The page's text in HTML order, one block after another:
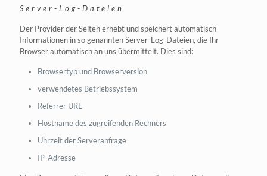
Server-Log-Dateien
Der Provider der Seiten erhebt und speichert automatisch
Informationen in so genannten Server-Log-Dateien, die Ihr
Browser automatisch an uns übermittelt. Dies sind:
Browsertyp und Browserversion
verwendetes Betriebssystem
Referrer URL
Hostname des zugreifenden Rechners
Uhrzeit der Serveranfrage
IP-Adresse